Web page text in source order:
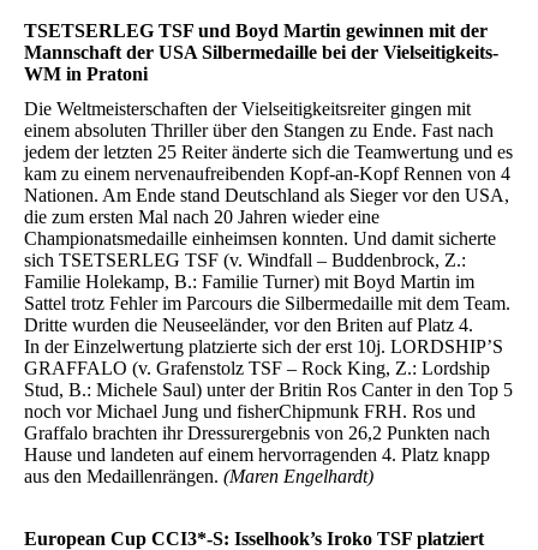
TSETSERLEG TSF und Boyd Martin gewinnen mit der
Mannschaft der USA Silbermedaille bei der Vielseitigkeits-
WM in Pratoni
Die Weltmeisterschaften der Vielseitigkeitsreiter gingen mit
einem absoluten Thriller über den Stangen zu Ende. Fast nach
jedem der letzten 25 Reiter änderte sich die Teamwertung und es
kam zu einem nervenaufreibenden Kopf-an-Kopf Rennen von 4
Nationen. Am Ende stand Deutschland als Sieger vor den USA,
die zum ersten Mal nach 20 Jahren wieder eine
Championatsmedaille einheimsen konnten. Und damit sicherte
sich TSETSERLEG TSF (v. Windfall – Buddenbrock, Z.:
Familie Holekamp, B.: Familie Turner) mit Boyd Martin im
Sattel trotz Fehler im Parcours die Silbermedaille mit dem Team.
Dritte wurden die Neuseeländer, vor den Briten auf Platz 4.
In der Einzelwertung platzierte sich der erst 10j. LORDSHIP’S
GRAFFALO (v. Grafenstolz TSF – Rock King, Z.: Lordship
Stud, B.: Michele Saul) unter der Britin Ros Canter in den Top 5
noch vor Michael Jung und fisherChipmunk FRH. Ros und
Graffalo brachten ihr Dressurergebnis von 26,2 Punkten nach
Hause und landeten auf einem hervorragenden 4. Platz knapp
aus den Medaillenrängen. (Maren Engelhardt)
European Cup CCI3*-S: Isselhook’s Iroko TSF platziert